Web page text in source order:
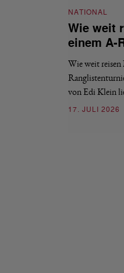
NATIONAL
Wie weit
einem A-
Wie weit reisen
von Edi Klein
17. JULI 2026